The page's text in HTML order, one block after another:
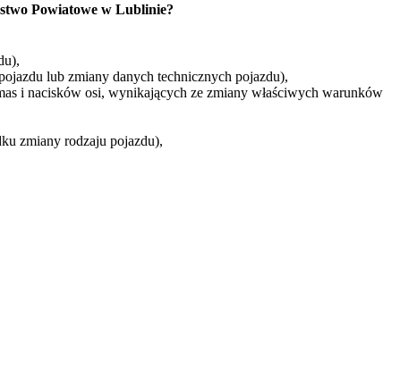
Powiatowe w Lublinie?
lub zmiany danych technicznych pojazdu),
i nacisków osi, wynikających ze zmiany właściwych warunków
zmiany rodzaju pojazdu),